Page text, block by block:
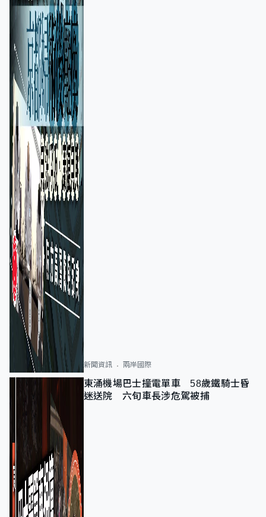
新聞資訊 兩岸國際
東涌機場巴士撞電單車 58歲鐵騎士昏
迷送院 六旬車長涉危駕被捕